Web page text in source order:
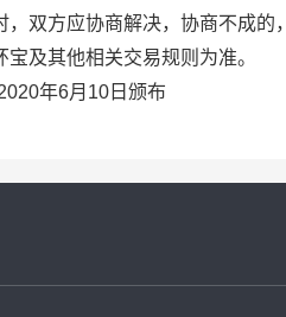
，双方应协商解决，协商不成
及其他相关交易规则为准。
年6月10日颁布